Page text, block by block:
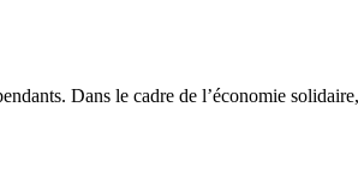
Dans le cadre de l’économie